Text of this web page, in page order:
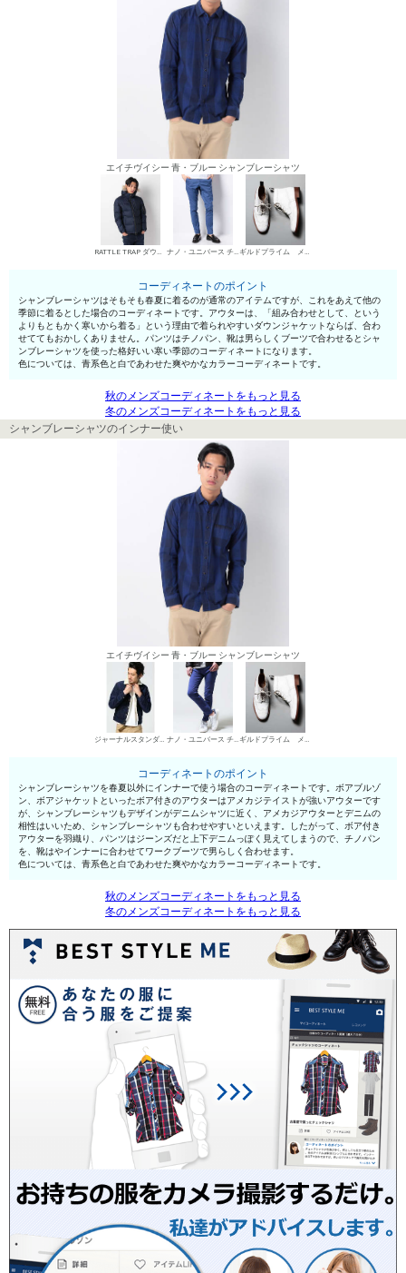
エイチヴイシー 青・ブルー シャンブレーシャツ
RATTLE TRAP ダウンジャケット ナノ・ユニバース チノパン・綿パン ギルドプライム メンズ ワークブーツ
コーディネートのポイント
シャンブレーシャツはそもそも春夏に着るのが通常のアイテムですが、これをあえて他の
季節に着るとした場合のコーディネートです。アウターは、「組み合わせとして、という
よりもともかく寒いから着る」という理由で着られやすいダウンジャケットならば、合わ
せててもおかしくありません。パンツはチノパン、靴は男らしくブーツで合わせるとシャ
ンブレーシャツを使った格好いい寒い季節のコーディネートになります。
色については、青系色と白であわせた爽やかなカラーコーディネートです。
秋のメンズコーディネートをもっと見る
冬のメンズコーディネートをもっと見る
シャンブレーシャツのインナー使い
エイチヴイシー 青・ブルー シャンブレーシャツ
ジャーナルスタンダード ボアブルゾン・ジャケット ナノ・ユニバース チノパン・綿パン ギルドプライム メンズ ワークブーツ
コーディネートのポイント
シャンブレーシャツを春夏以外にインナーで使う場合のコーディネートです。ボアブルゾ
ン、ボアジャケットといったボア付きのアウターはアメカジテイストが強いアウターです
が、シャンブレーシャツもデザインがデニムシャツに近く、アメカジアウターとデニムの
相性はいいため、シャンブレーシャツも合わせやすいといえます。したがって、ボア付き
アウターを羽織り、パンツはジーンズだと上下デニムっぽく見えてしまうので、チノパン
を、靴はやインナーに合わせてワークブーツで男らしく合わせます。
色については、青系色と白であわせた爽やかなカラーコーディネートです。
秋のメンズコーディネートをもっと見る
冬のメンズコーディネートをもっと見る